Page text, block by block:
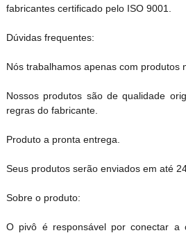
fabricantes certificado pelo ISO 9001.
Dúvidas frequentes:
Nós trabalhamos apenas com produtos
Nossos produtos são de qualidade
regras do fabricante.
Produto a pronta entrega.
Seus produtos serão enviados em até
Sobre o produto:
O pivô é responsável por conectar a